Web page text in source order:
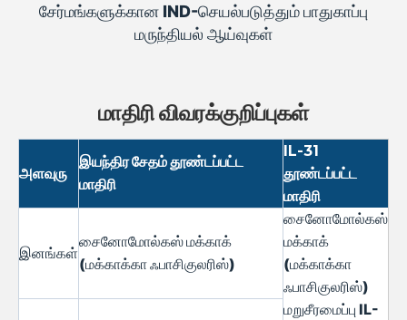
சேர்மங்களுக்கான IND-செயல்படுத்தும் பாதுகாப்பு
மருந்தியல் ஆய்வுகள்
மாதிரி விவரக்குறிப்புகள்
அளவுரு
இயந்திர சேதம் தூண்டப்பட்ட
மாதிரி
IL-31
தூண்டப்பட்ட
மாதிரி
இனங்கள்
சைனோமோல்கஸ் மக்காக்
(மக்காக்கா ஃபாசிகுலரிஸ்)
சைனோமோல்கஸ்
மக்காக்
(மக்காக்கா
ஃபாசிகுலரிஸ்)
மறுசீரமைப்பு IL-